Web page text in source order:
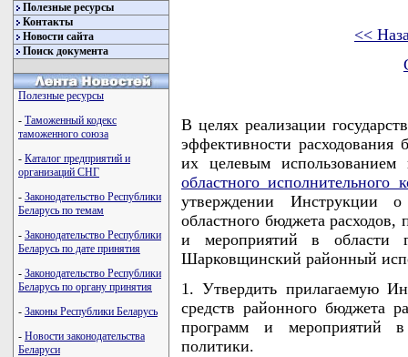
Полезные ресурсы
Контакты
Новости сайта
Поиск документа
Полезные ресурсы
- Таможенный кодекс
таможенного союза
- Каталог предприятий и
организаций СНГ
- Законодательство Республики
Беларусь по темам
- Законодательство Республики
Беларусь по дате принятия
- Законодательство Республики
Беларусь по органу принятия
- Законы Республики Беларусь
- Новости законодательства
Беларуси
<<
В целях реализации
эффективности расходования
их целевым
областного исполнительного
утверждении Инструкции
областного бюджета
и мероприятий в области
Шарковщинский районный
1. Утвердить прилагаемую
средств районного бюджета
программ и мероприятий в
политики.